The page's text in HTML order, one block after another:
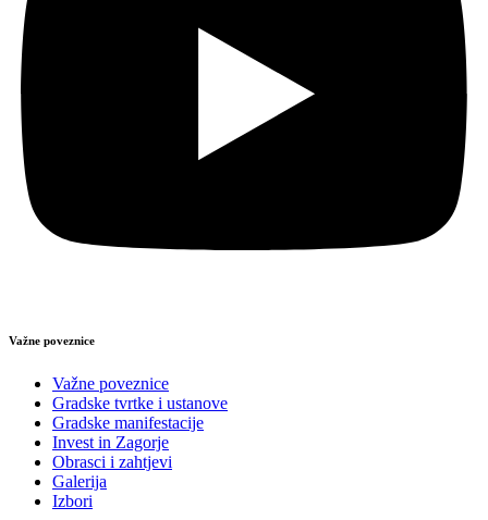
Važne poveznice
Važne poveznice
Gradske tvrtke i ustanove
Gradske manifestacije
Invest in Zagorje
Obrasci i zahtjevi
Galerija
Izbori